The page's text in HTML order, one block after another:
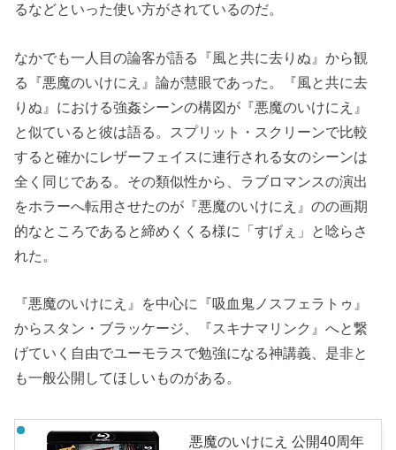
るなどといった使い方がされているのだ。
なかでも一人目の論客が語る『風と共に去りぬ』から観
る『悪魔のいけにえ』論が慧眼であった。『風と共に去
りぬ』における強姦シーンの構図が『悪魔のいけにえ』
と似ていると彼は語る。スプリット・スクリーンで比較
すると確かにレザーフェイスに連行される女のシーンは
全く同じである。その類似性から、ラブロマンスの演出
をホラーへ転用させたのが『悪魔のいけにえ』のの画期
的なところであると締めくくる様に「すげぇ」と唸らさ
れた。
『悪魔のいけにえ』を中心に『吸血鬼ノスフェラトゥ』
からスタン・ブラッケージ、『スキナマリンク』へと繋
げていく自由でユーモラスで勉強になる神講義、是非と
も一般公開してほしいものがある。
悪魔のいけにえ 公開40周年